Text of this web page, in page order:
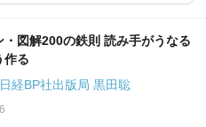
図解200の鉄則 読み手がうなる
作る
経BP社出版局 黒田聡
6